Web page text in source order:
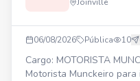
06/08/2026 Pública 10
Cargo: MOTORISTA MUNCKEIRO Estamos
Motorista Munckeiro